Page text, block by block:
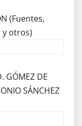
(Fuentes,
y otros)
GÓMEZ DE
SÁNCHEZ